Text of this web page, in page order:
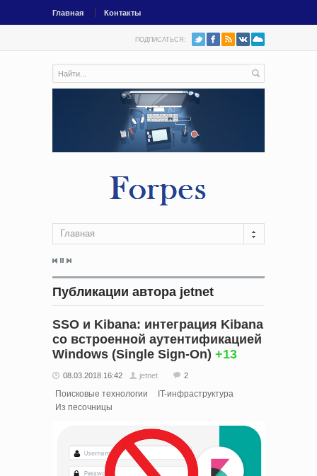
Главная Контакты
ПОДПИСАТЬСЯ:
Главная
Публикации автора jetnet
SSO и Kibana: интеграция Kibana
со встроенной аутентификацией
Windows (Single Sign-On) +13
08.03.2018 16:42 jetnet 2
Поисковые технологии
IT-инфраструктура
Из песочницы